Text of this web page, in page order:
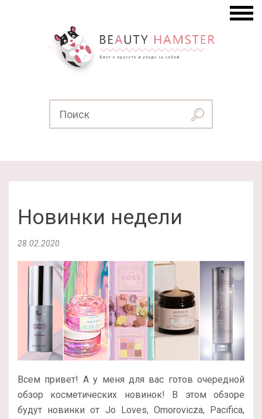
Новинки недели
28.02.2020
Всем привет! А у меня для вас готов очередной
обзор косметических новинок! В этом обзоре
будут новинки от Jo Loves, Omorovicza, Pacifica,